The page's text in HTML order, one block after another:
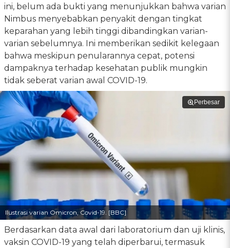
ini, belum ada bukti yang menunjukkan bahwa varian
Nimbus menyebabkan penyakit dengan tingkat
keparahan yang lebih tinggi dibandingkan varian-
varian sebelumnya. Ini memberikan sedikit kelegaan
bahwa meskipun penularannya cepat, potensi
dampaknya terhadap kesehatan publik mungkin
tidak seberat varian awal COVID-19.
Perbesar
Ilustrasi varian Omicron, Covid-19. [BBC]
Berdasarkan data awal dari laboratorium dan uji klinis,
vaksin COVID-19 yang telah diperbarui, termasuk